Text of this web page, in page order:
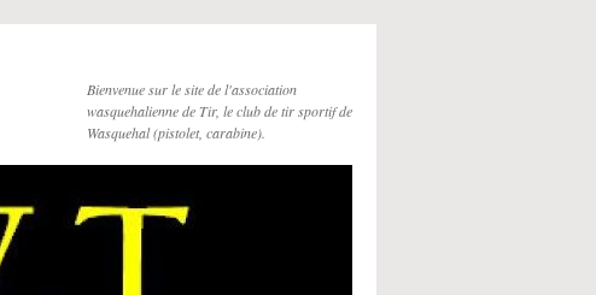
Bienvenue sur le site de l'association
wasquehalienne de Tir, le club de tir sportif de
Wasquehal (pistolet, carabine).